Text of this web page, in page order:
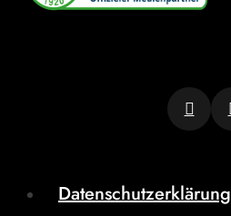
Datenschutzerklärung